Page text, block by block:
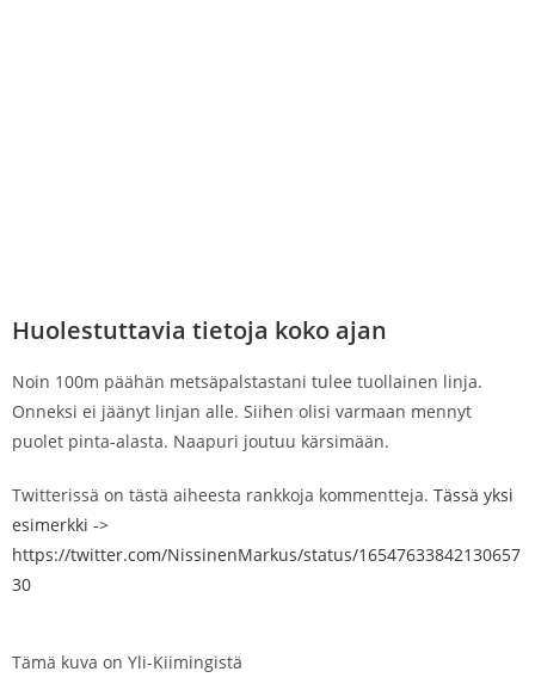
Huolestuttavia tietoja koko ajan
Noin 100m päähän metsäpalstastani tulee tuollainen linja.
Onneksi ei jäänyt linjan alle. Siihen olisi varmaan mennyt
puolet pinta-alasta. Naapuri joutuu kärsimään.
Twitterissä on tästä aiheesta rankkoja kommentteja. Tässä yksi
esimerkki ->
https://twitter.com/NissinenMarkus/status/16547633842130657
30
Tämä kuva on Yli-Kiimingistä